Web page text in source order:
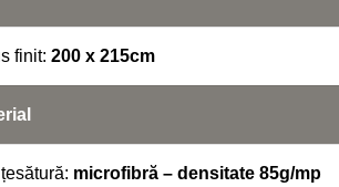
finit: 200 x 215cm
microfibră – densitate 85g/mp